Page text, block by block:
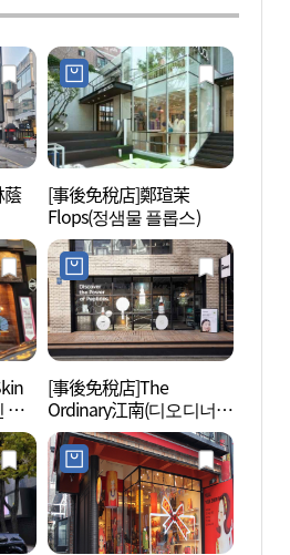
蔭
[事後免稅店]鄭瑄茉
Flops(정샘물 플롭스)
가
[事後免稅店]The
Ordinary江南(디오디너리
강남)